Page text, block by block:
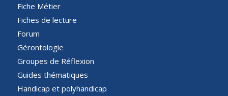
Fiche Métier
Fiches de lecture
Forum
Gérontologie
Groupes de Réflexion
Guides thématiques
Handicap et polyhandicap